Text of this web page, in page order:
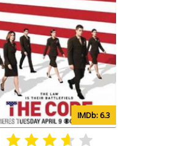
6.3